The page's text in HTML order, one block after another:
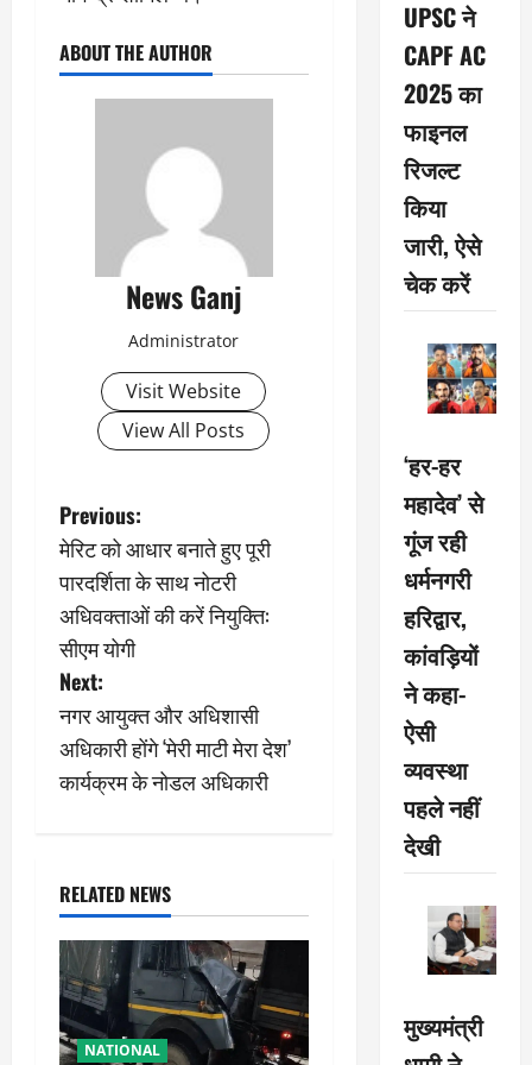
ABOUT THE AUTHOR
News Ganj
Administrator
Visit Website
View All Posts
P
o
s
t
n
a
g
a
t
Previous:
मेरिट को आधार बनाते हुए पूरी
पारदर्शिता के साथ नोटरी
अधिवक्ताओं की करें नियुक्ति:
सीएम योगी
Next:
नगर आयुक्त और अधिशासी
अधिकारी होंगे ‘मेरी माटी मेरा देश’
कार्यक्रम के नोडल अधिकारी
RELATED NEWS
NATIONAL
UPSC ने
CAPF AC
2025 का
फाइनल
रिजल्ट
किया
जारी, ऐसे
चेक करें
‘हर-हर
महादेव’ से
गूंज रही
धर्मनगरी
हरिद्वार,
कांवड़ियों
ने कहा-
ऐसी
व्यवस्था
पहले नहीं
देखी
मुख्यमंत्री